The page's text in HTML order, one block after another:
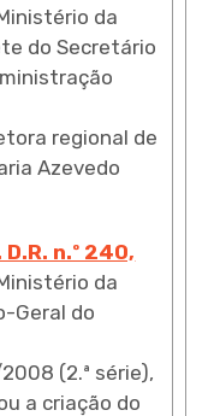
da
do Secretário
regional de
Azevedo
n.º 240,
da
Geral do
(2.ª série),
a criação do